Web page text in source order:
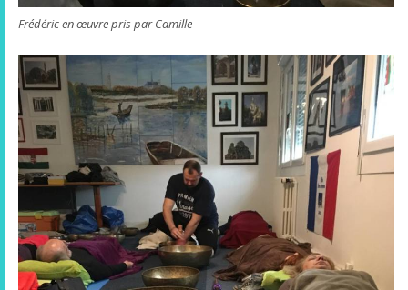
Frédéric en œuvre pris par Camille